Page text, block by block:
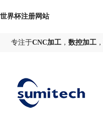
世界杯注册网站
专注于CNC加工 ， 数控加工 ，